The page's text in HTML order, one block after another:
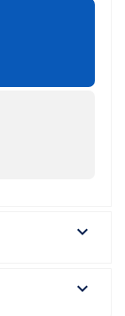
expand_more
expand_more